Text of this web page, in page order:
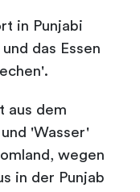
in Punjabi
das Essen
aus dem
'Wasser'
wegen
in der Punjab